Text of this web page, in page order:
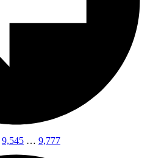
9,545 … 9,777